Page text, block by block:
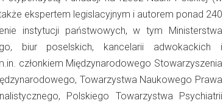
ekspertem legislacyjnym i autorem ponad 240
instytucji państwowych, w tym Ministerstwa
biur poselskich, kancelarii adwokackich i
członkiem Międzynarodowego Stowarzyszenia
Towarzystwa Naukowego Prawa
Polskiego Towarzystwa Psychiatrii